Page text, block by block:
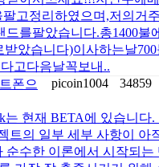
고정리하였으며,저의거
를팔았습니다.총1400불
았습니다)이사하는날
고다음날꼭보내..
폰으
picoin1004 34859
는 현재 BETA에 있습니다.
트의 일부 세부 사항이 아
수한 이론에서 시작되는